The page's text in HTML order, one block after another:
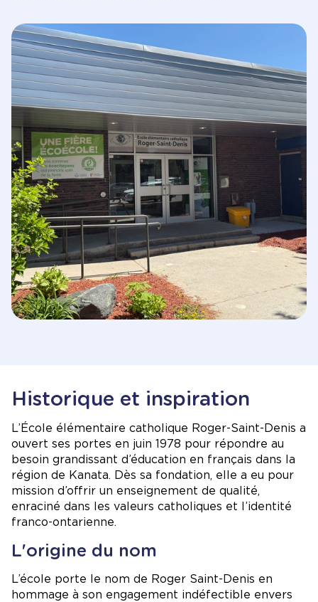
Historique et inspiration
L’École élémentaire catholique Roger-Saint-Denis a
ouvert ses portes en juin 1978 pour répondre au
besoin grandissant d’éducation en français dans la
région de Kanata. Dès sa fondation, elle a eu pour
mission d’offrir un enseignement de qualité,
enraciné dans les valeurs catholiques et l’identité
franco-ontarienne.
L'origine du nom
L’école porte le nom de Roger Saint-Denis en
hommage à son engagement indéfectible envers